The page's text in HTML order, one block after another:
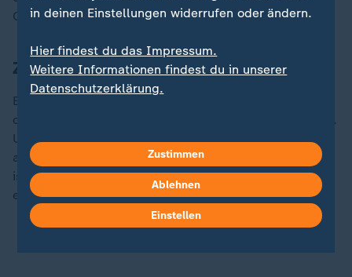
Outfits getragen. "So sahen wir aus."
Zahl des Tages
Er soll beser sein als sein Ruf: Freitag, der
diesem Tag sind durchaus auch schöne Dinge passiert.
Und der Mathematiker Christian Hesse findet, dass es
alles andere als ein Unglückstag ist. Im Gegenteil. Es
ist ein bisschen wie beim Glückssocken-Tragen - alles
eine Frage höherer Zuversicht:
in deinen Einstellungen widerrufen oder ändern.
Hier findest du das Impressum.
Weitere Informationen findest du in unserer
Datenschutzerklärung.
Zustimmen
Ablehnen
Einstellen